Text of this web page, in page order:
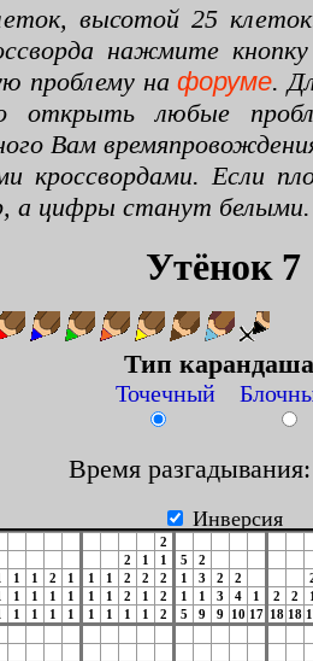
высотой 25 клеток.
нажмите
проблему нафоруме.
любые
Вам
кроссвордами. Если
а цифры станут белыми.
Утёнок 7
Тип
Точечный
Время
Инверсия
2
2
1 1 5
2
1 1 2 1 1 1 2 2 2 1 3 2 2
1 1 1 1 1 1 2 1 2 1 1 3 4 1 2 2 1
1 1 1 1 1 1 1 1 2 5 9 9 10 17 18 18